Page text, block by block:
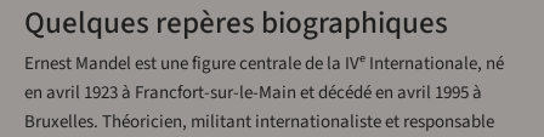
Quelques repères biographiques
Ernest Mandel est une figure centrale de la IVᵉ Internationale, né
en avril 1923 à Francfort-sur-le-Main et décédé en avril 1995 à
Bruxelles. Théoricien, militant internationaliste et responsable